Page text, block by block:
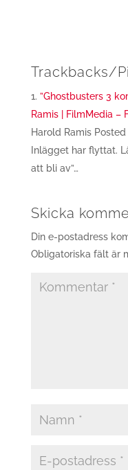
Trackbacks/
”Ghostbusters 3
Ramis | FilmMedia –
Harold Ramis
Inlägget har flyttat.
att bli av”…
Skicka
Din e-postadress
Obligatoriska fält är